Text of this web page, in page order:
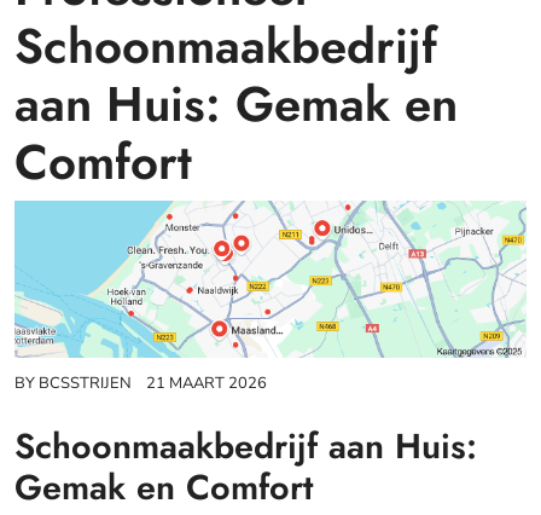
Schoonmaakbedrijf
aan Huis: Gemak en
Comfort
BY BCSSTRIJEN 21 MAART 2026
Schoonmaakbedrijf aan Huis:
Gemak en Comfort